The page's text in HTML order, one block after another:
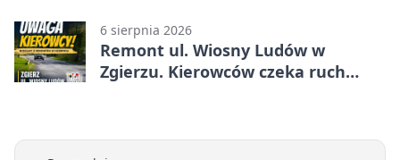
6 sierpnia 2026
Remont ul. Wiosny Ludów w
Zgierzu. Kierowców czeka ruch